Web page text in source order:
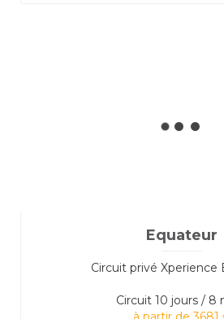
Equateur
Circuit privé Xperience
Circuit 10 jours / 8